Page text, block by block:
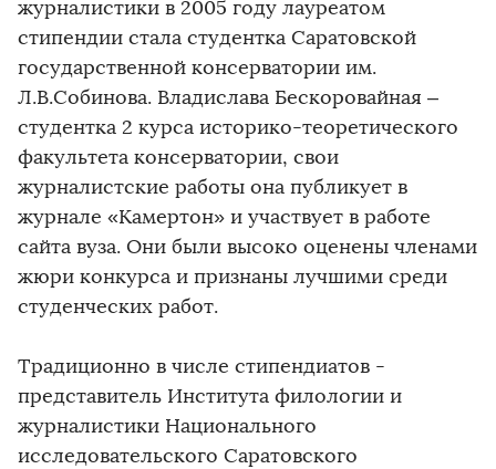
журналистики в 2005 году лауреатом
стипендии стала студентка Саратовской
государственной консерватории им.
Л.В.Собинова. Владислава Бескоровайная –
студентка 2 курса историко-теоретического
факультета консерватории, свои
журналистские работы она публикует в
журнале «Камертон» и участвует в работе
сайта вуза. Они были высоко оценены членами
жюри конкурса и признаны лучшими среди
студенческих работ.
Традиционно в числе стипендиатов -
представитель Института филологии и
журналистики Национального
исследовательского Саратовского